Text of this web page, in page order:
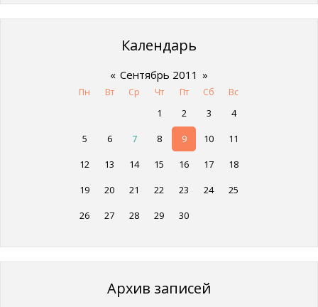
Календарь
« Сентябрь 2011 »
Пн Вт Ср Чт Пт Сб Вс
1 2 3
4
5
6 7 8 9 10
11
12
13 14 15 16 17
18
19
20 21 22 23 24
25
26
27 28 29 30
Архив записей